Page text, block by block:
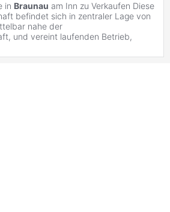
in Braunau am Inn zu Verkaufen Diese
befindet sich in zentraler Lage von
nahe der
und vereint laufenden Betrieb,